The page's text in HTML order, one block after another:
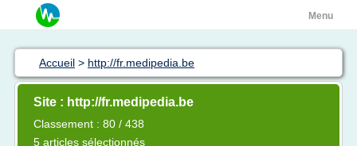
Menu
Accueil > http://fr.medipedia.be
Site : http://fr.medipedia.be
Classement : 80 / 438
5 articles sélectionnés